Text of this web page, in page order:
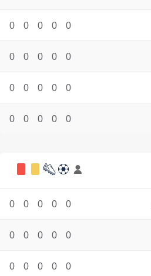
0
0
0
0
0
0
0
0
0
0
0
0
0
0
0
0
0
0
0
0
0
0
0
0
0
0
0
0
0
0
0
0
0
0
0